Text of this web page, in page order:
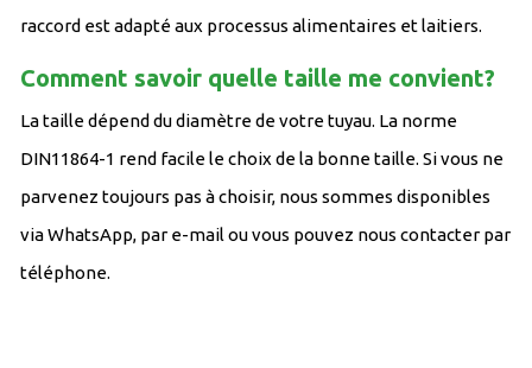
raccord est adapté aux processus alimentaires et laitiers.
Comment savoir quelle taille me convient?
La taille dépend du diamètre de votre tuyau. La norme
DIN11864-1 rend facile le choix de la bonne taille. Si vous ne
parvenez toujours pas à choisir, nous sommes disponibles
via WhatsApp, par e-mail ou vous pouvez nous contacter par
téléphone.